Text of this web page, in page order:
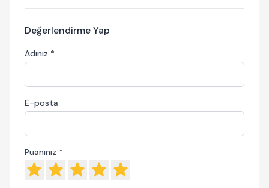
Değerlendirme Yap
Adınız *
E-posta
Puanınız *